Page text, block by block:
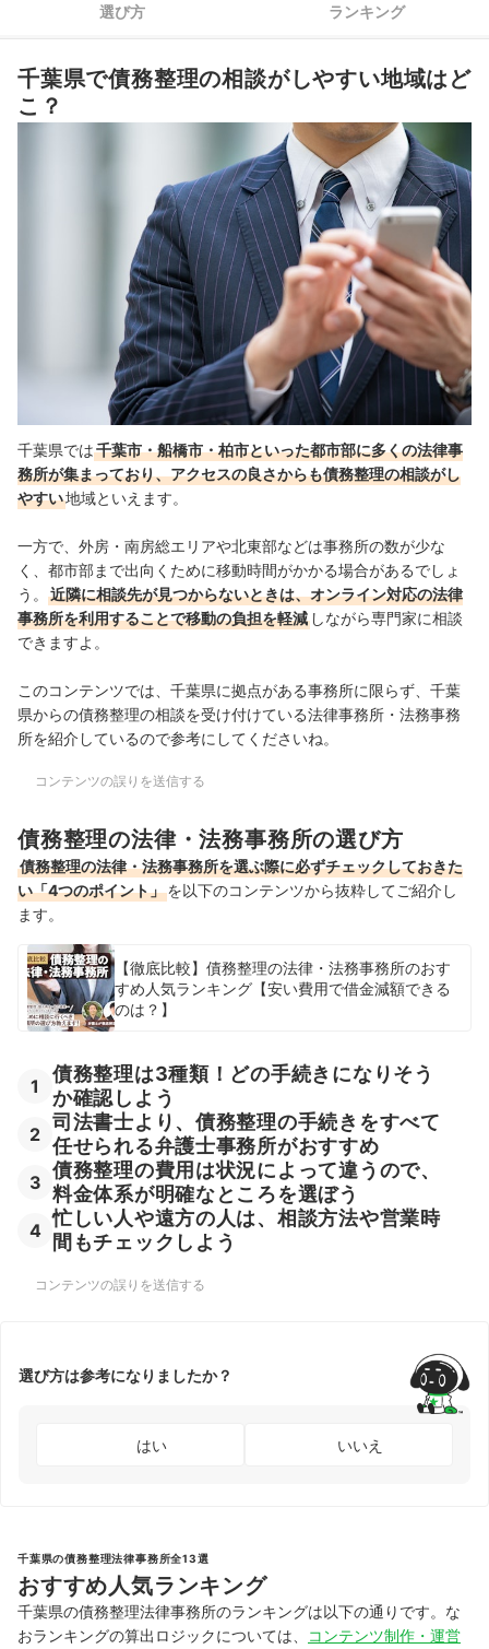
忙しい人や遠方の人は、相談方法や営業時間もチェックしよう
千葉県の債務整理法律事務所全13選おすすめ人気ランキング
千葉県で債務整理の無料相談ができる窓口はある？
東京の地域の債務整理の法律・法務事務所もチェック
選び方 ランキング
千葉県で債務整理の相談がしやすい地域はど
こ？
千葉県では千葉市・船橋市・柏市といった都市部に多くの法律事
務所が集まっており、アクセスの良さからも債務整理の相談がし
やすい地域といえます。
一方で、外房・南房総エリアや北東部などは事務所の数が少な
く、都市部まで出向くために移動時間がかかる場合があるでしょ
う。
近隣に相談先が見つからないときは、オンライン対応の法律
事務所を利用することで移動の負担を軽減 しながら専門家に相談
できますよ。
このコンテンツでは、千葉県に拠点がある事務所に限らず、千葉
県からの債務整理の相談を受け付けている法律事務所・法務事務
所を紹介しているので参考にしてくださいね。
コンテンツの誤りを送信する
債務整理の法律・法務事務所の選び方
債務整理の法律・法務事務所を選ぶ際に必ずチェックしておきた
い「4つのポイント」を以下のコンテンツから抜粋してご紹介し
ます。
【徹底比較】債務整理の法律・法務事務所のおす
すめ人気ランキング【安い費用で借金減額できる
のは？】
1
債務整理は3種類！どの手続きになりそう
か確認しよう
2
司法書士より、債務整理の手続きをすべて
任せられる弁護士事務所がおすすめ
3
債務整理の費用は状況によって違うので、
料金体系が明確なところを選ぼう
4
忙しい人や遠方の人は、相談方法や営業時
間もチェックしよう
コンテンツの誤りを送信する
選び方は参考になりましたか？
はい いいえ
千葉県の債務整理法律事務所全13選
おすすめ人気ランキング
千葉県の債務整理法律事務所のランキングは以下の通りです。な
おランキングの算出ロジックについては、
コンテンツ制作・運営